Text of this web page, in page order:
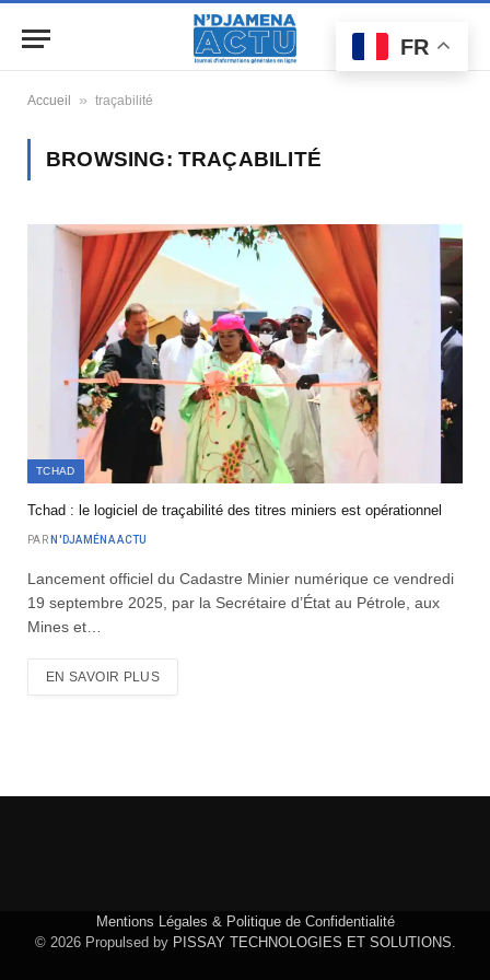
Accueil » traçabilité
BROWSING: TRAÇABILITÉ
TCHAD
Tchad : le logiciel de traçabilité des titres miniers est opérationnel
PAR N'DJAMÉNA ACTU
Lancement officiel du Cadastre Minier numérique ce vendredi
19 septembre 2025, par la Secrétaire d’État au Pétrole, aux
Mines et…
EN SAVOIR PLUS
Mentions Légales & Politique de Confidentialité
© 2026 Propulsed by PISSAY TECHNOLOGIES ET SOLUTIONS
FR